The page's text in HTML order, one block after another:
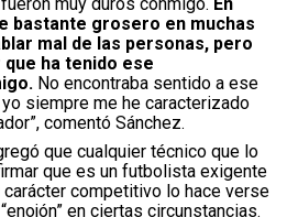
bastante grosero en muchas
mal de las personas, pero
ha tenido ese
No encontraba sentido a ese
siempre me he caracterizado
comentó Sánchez.
que cualquier técnico que lo
que es un futbolista exigente
competitivo lo hace verse
en ciertas circunstancias.